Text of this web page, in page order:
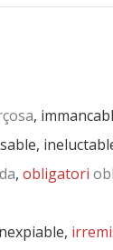
,
, obligatori